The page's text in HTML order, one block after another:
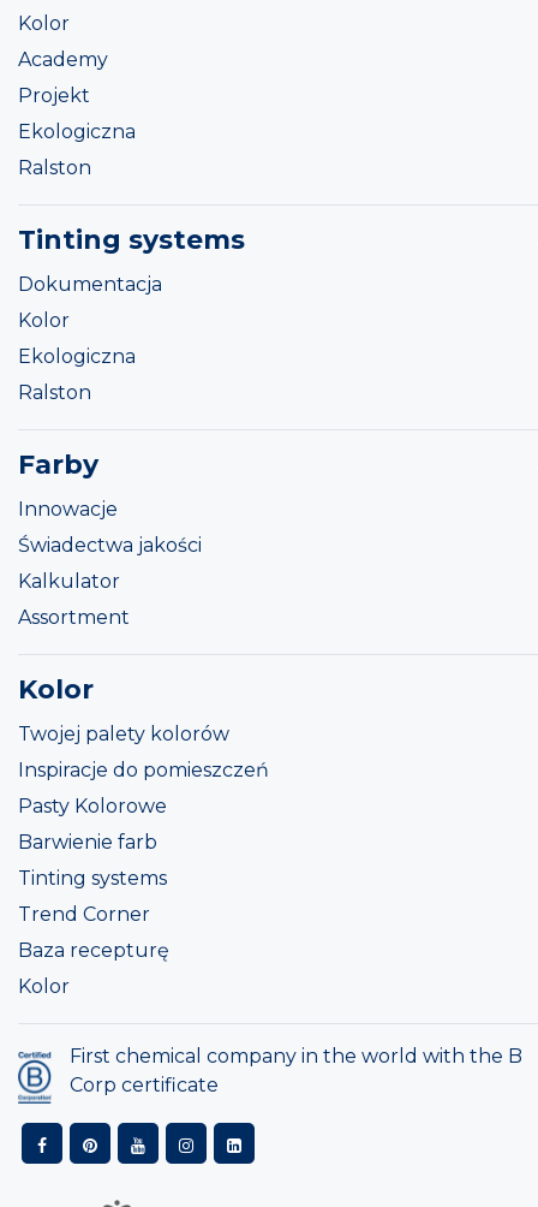
Kolor
Academy
Projekt
Ekologiczna
Ralston
Tinting systems
Dokumentacja
Kolor
Ekologiczna
Ralston
Farby
Innowacje
Świadectwa jakości
Kalkulator
Assortment
Kolor
Twojej palety kolorów
Inspiracje do pomieszczeń
Pasty Kolorowe
Barwienie farb
Tinting systems
Trend Corner
Baza recepturę
Kolor
First chemical company in the world with the B
Corp certificate